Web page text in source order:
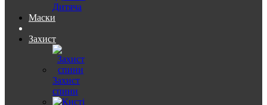
Дитяча
Маски
Захист
Захист
спини